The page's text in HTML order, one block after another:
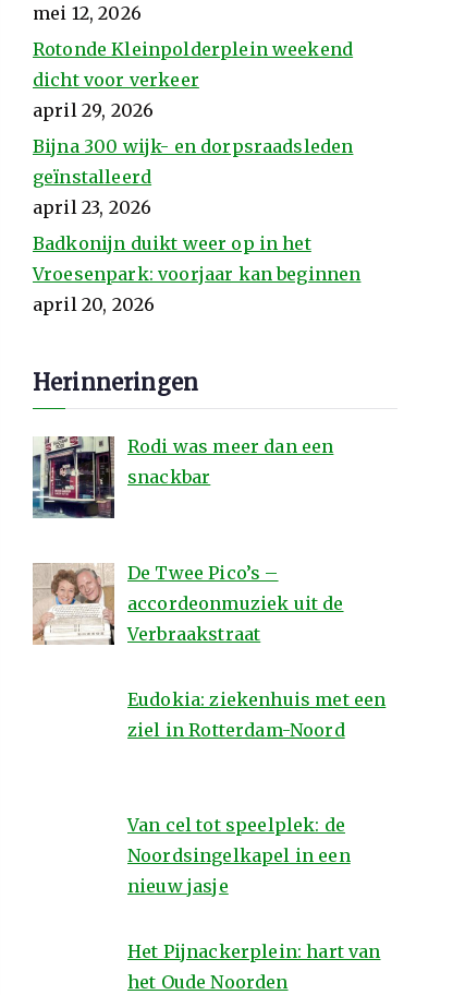
mei 12, 2026
Rotonde Kleinpolderplein weekend
dicht voor verkeer
april 29, 2026
Bijna 300 wijk- en dorpsraadsleden
geïnstalleerd
april 23, 2026
Badkonijn duikt weer op in het
Vroesenpark: voorjaar kan beginnen
april 20, 2026
Herinneringen
Rodi was meer dan een
snackbar
De Twee Pico’s –
accordeonmuziek uit de
Verbraakstraat
Eudokia: ziekenhuis met een
ziel in Rotterdam-Noord
Van cel tot speelplek: de
Noordsingelkapel in een
nieuw jasje
Het Pijnackerplein: hart van
het Oude Noorden